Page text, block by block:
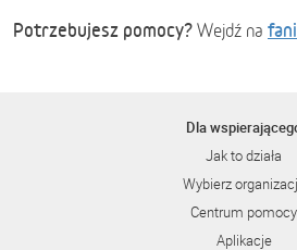
Potrzebujesz pomocy? Wejdź na
Dla
Jak to działa
Wybierz
Centrum pomocy
Aplikacje